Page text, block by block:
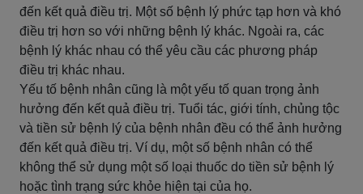
đến kết quả điều trị. Một số bệnh lý phức tạp hơn và khó
điều trị hơn so với những bệnh lý khác. Ngoài ra, các
bệnh lý khác nhau có thể yêu cầu các phương pháp
điều trị khác nhau.
Yếu tố bệnh nhân cũng là một yếu tố quan trọng ảnh
hưởng đến kết quả điều trị. Tuổi tác, giới tính, chủng tộc
và tiền sử bệnh lý của bệnh nhân đều có thể ảnh hưởng
đến kết quả điều trị. Ví dụ, một số bệnh nhân có thể
không thể sử dụng một số loại thuốc do tiền sử bệnh lý
hoặc tình trạng sức khỏe hiện tại của họ.